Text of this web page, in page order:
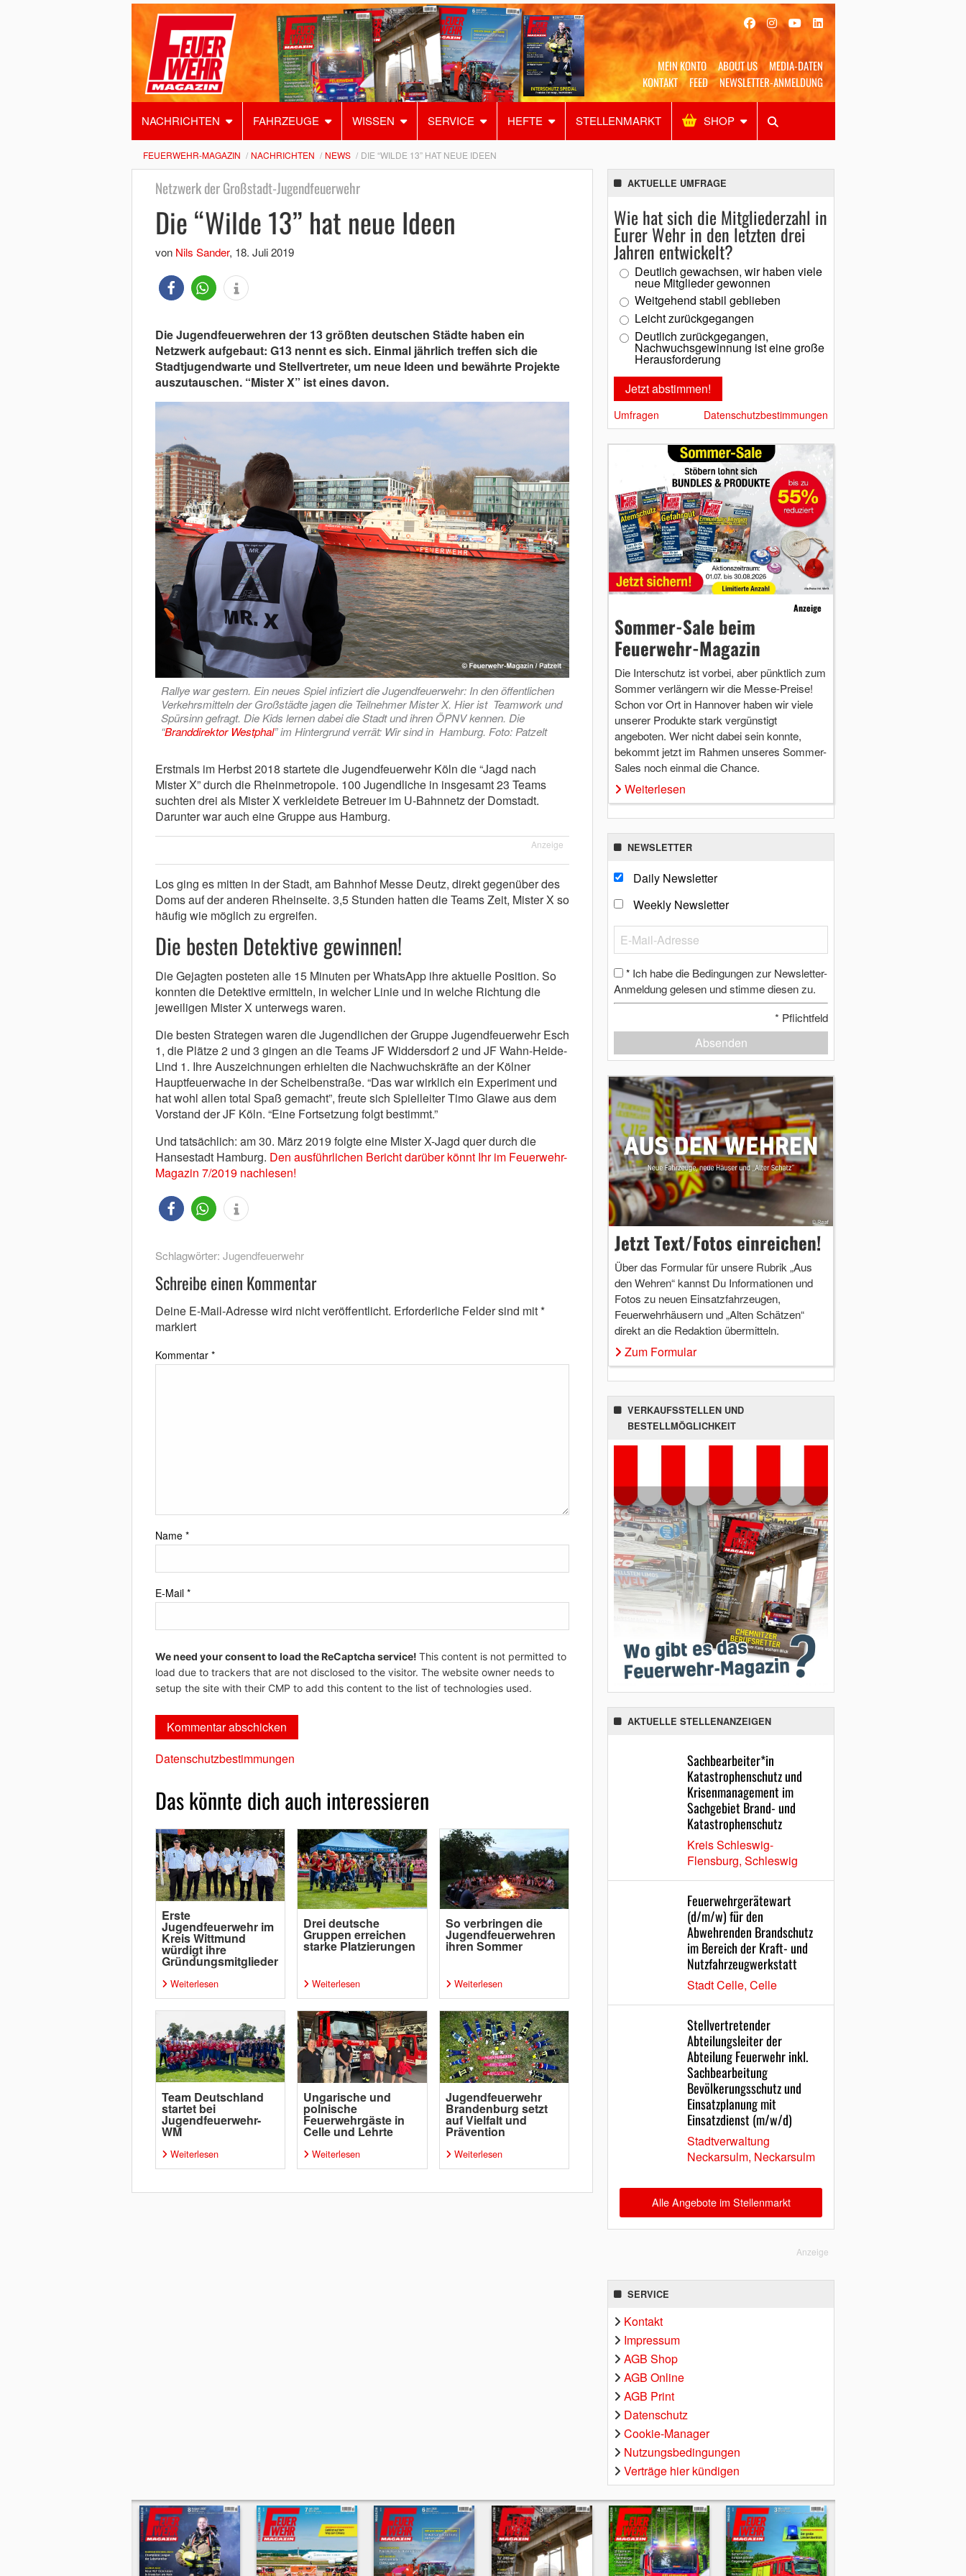
MEIN KONTO ABOUT US
MEDIA-DATEN
KONTAKT
FEED NEWSLETTER-ANMELDUNG
NACHRICHTEN FAHRZEUGE WISSEN SERVICE HEFTE STELLENMARKT SHOP
Alles Shop SUCHEN
FEUERWEHR-MAGAZIN NACHRICHTEN NEWS DIE “WILDE 13” HAT NEUE IDEEN
Netzwerk der Großstadt-Jugendfeuerwehr
Die “Wilde 13” hat neue Ideen
von Nils Sander, 18. Juli 2019
Die Jugendfeuerwehren der 13 größten deutschen Städte haben ein
Netzwerk aufgebaut: G13 nennt es sich. Einmal jährlich treffen sich die
Stadtjugendwarte und Stellvertreter, um neue Ideen und bewährte Projekte
auszutauschen. “Mister X” ist eines davon.
Rallye war gestern. Ein neues Spiel infiziert die Jugendfeuerwehr: In den öffentlichen
Verkehrsmitteln der Großstädte jagen die Teilnehmer Mister X. Hier ist Teamwork und
Spürsinn gefragt. Die Kids lernen dabei die Stadt und ihren ÖPNV kennen. Die
“Branddirektor Westphal” im Hintergrund verrät: Wir sind in Hamburg. Foto: Patzelt
Erstmals im Herbst 2018 startete die Jugendfeuerwehr Köln die “Jagd nach
Mister X” durch die Rheinmetropole. 100 Jugendliche in insgesamt 23 Teams
suchten drei als Mister X verkleidete Betreuer im U-Bahnnetz der Domstadt.
Darunter war auch eine Gruppe aus Hamburg.
Anzeige
Los ging es mitten in der Stadt, am Bahnhof Messe Deutz, direkt gegenüber des
Doms auf der anderen Rheinseite. 3,5 Stunden hatten die Teams Zeit, Mister X so
häufig wie möglich zu ergreifen.
Die besten Detektive gewinnen!
Die Gejagten posteten alle 15 Minuten per WhatsApp ihre aktuelle Position. So
konnten die Detektive ermitteln, in welcher Linie und in welche Richtung die
jeweiligen Mister X unterwegs waren.
Die besten Strategen waren die Jugendlichen der Gruppe Jugendfeuerwehr Esch
1, die Plätze 2 und 3 gingen an die Teams JF Widdersdorf 2 und JF Wahn-Heide-
Lind 1. Ihre Auszeichnungen erhielten die Nachwuchskräfte an der Kölner
Hauptfeuerwache in der Scheibenstraße. “Das war wirklich ein Experiment und
hat wohl allen total Spaß gemacht”, freute sich Spielleiter Timo Glawe aus dem
Vorstand der JF Köln. “Eine Fortsetzung folgt bestimmt.”
Und tatsächlich: am 30. März 2019 folgte eine Mister X-Jagd quer durch die
Hansestadt Hamburg. Den ausführlichen Bericht darüber könnt Ihr im Feuerwehr-
Magazin 7/2019 nachlesen!
Schlagwörter: Jugendfeuerwehr
Schreibe einen Kommentar
Deine E-Mail-Adresse wird nicht veröffentlicht. Erforderliche Felder sind mit*
markiert
Kommentar *
Name *
E-Mail *
We need your consent to load the ReCaptcha service! This content is not permitted to
load due to trackers that are not disclosed to the visitor. The website owner needs to
setup the site with their CMP to add this content to the list of technologies used.
Datenschutzbestimmungen
Das könnte dich auch interessieren
Erste
Jugendfeuerwehr im
Kreis Wittmund
würdigt ihre
Gründungsmitglieder
Weiterlesen
Drei deutsche
Gruppen erreichen
starke Platzierungen
Weiterlesen
So verbringen die
Jugendfeuerwehren
ihren Sommer
Weiterlesen
Team Deutschland
startet bei
Jugendfeuerwehr-
WM
Weiterlesen
Ungarische und
polnische
Feuerwehrgäste in
Celle und Lehrte
Weiterlesen
Jugendfeuerwehr
Brandenburg setzt
auf Vielfalt und
Prävention
Weiterlesen
AKTUELLE UMFRAGE
Wie hat sich die Mitgliederzahl in
Eurer Wehr in den letzten drei
Jahren entwickelt?
Deutlich gewachsen, wir haben viele
neue Mitglieder gewonnen
Weitgehend stabil geblieben
Leicht zurückgegangen
Deutlich zurückgegangen,
Nachwuchsgewinnung ist eine große
Herausforderung
Umfragen Datenschutzbestimmungen
Anzeige
Sommer-Sale beim
Feuerwehr-Magazin
Die Interschutz ist vorbei, aber pünktlich zum
Sommer verlängern wir die Messe-Preise!
Schon vor Ort in Hannover haben wir viele
unserer Produkte stark vergünstigt
angeboten. Wer nicht dabei sein konnte,
bekommt jetzt im Rahmen unseres Sommer-
Sales noch einmal die Chance.
Weiterlesen
NEWSLETTER
Daily Newsletter
Weekly Newsletter
* Ich habe die Bedingungen zur Newsletter-
Anmeldung gelesen und stimme diesen zu.
* Pflichtfeld
Absenden
Jetzt Text/Fotos einreichen!
Über das Formular für unsere Rubrik „Aus
den Wehren“ kannst Du Informationen und
Fotos zu neuen Einsatzfahrzeugen,
Feuerwehrhäusern und „Alten Schätzen“
direkt an die Redaktion übermitteln.
Zum Formular
VERKAUFSSTELLEN UND
BESTELLMÖGLICHKEIT
AKTUELLE STELLENANZEIGEN
Sachbearbeiter*in
Katastrophenschutz und
Krisenmanagement im
Sachgebiet Brand- und
Katastrophenschutz
Kreis Schleswig-
Flensburg, Schleswig
Feuerwehrgerätewart
(d/m/w) für den
Abwehrenden Brandschutz
im Bereich der Kraft- und
Nutzfahrzeugwerkstatt
Stadt Celle, Celle
Stellvertretender
Abteilungsleiter der
Abteilung Feuerwehr inkl.
Sachbearbeitung
Bevölkerungsschutz und
Einsatzplanung mit
Einsatzdienst (m/w/d)
Stadtverwaltung
Neckarsulm, Neckarsulm
Alle Angebote im Stellenmarkt
Anzeige
SERVICE
Kontakt
Impressum
AGB Shop
AGB Online
AGB Print
Datenschutz
Cookie-Manager
Nutzungsbedingungen
Verträge hier kündigen